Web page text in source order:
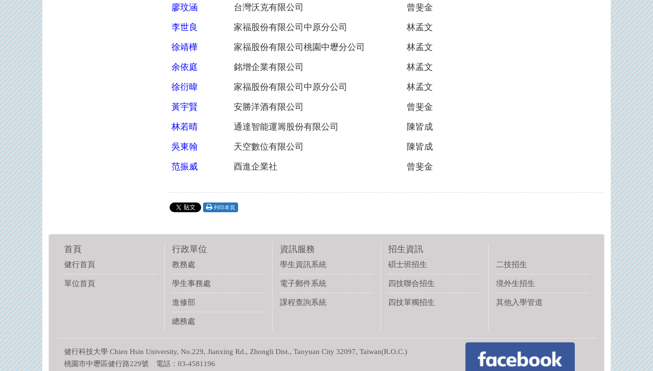
廖玟涵 台灣沃克有限公司 曾斐金
李世良 家福股份有限公司中原分公司 林孟文
徐靖樺 家福股份有限公司桃園中壢分公司 林孟文
余依庭 銘增企業有限公司 林孟文
徐衍暐 家福股份有限公司中原分公司 林孟文
黃宇賢 安勝洋酒有限公司 曾斐金
林若晴 通達智能運籌股份有限公司 陳皆成
吳東翰 天空數位有限公司 陳皆成
范振威 酉進企業社 曾斐金
列印本頁
首頁
健行首頁
單位首頁
行政單位
教務處
學生事務處
進修部
總務處
資訊服務
學生資訊系統
電子郵件系統
課程查詢系統
招生資訊
碩士班招生
四技聯合招生
四技單獨招生
二技招生
境外生招生
其他入學管道
健行科技大學 Chien Hsin University, No.229, Jianxing Rd., Zhongli Dist., Taoyuan City 32097, Taiwan(R.O.C.)
桃園市中壢區健行路229號 電話：03-4581196